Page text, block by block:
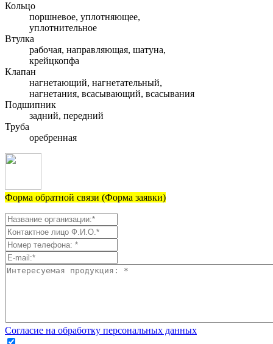
Кольцо
поршневое, уплотняющее,
уплотнительное
Втулка
рабочая, направляющая, шатуна,
крейцкопфа
Клапан
нагнетающий, нагнетательный,
нагнетания, всасывающий, всасывания
Подшипник
задний, передний
Труба
оребренная
Форма обратной связи (Форма заявки)
Согласие на обработку персональных данных